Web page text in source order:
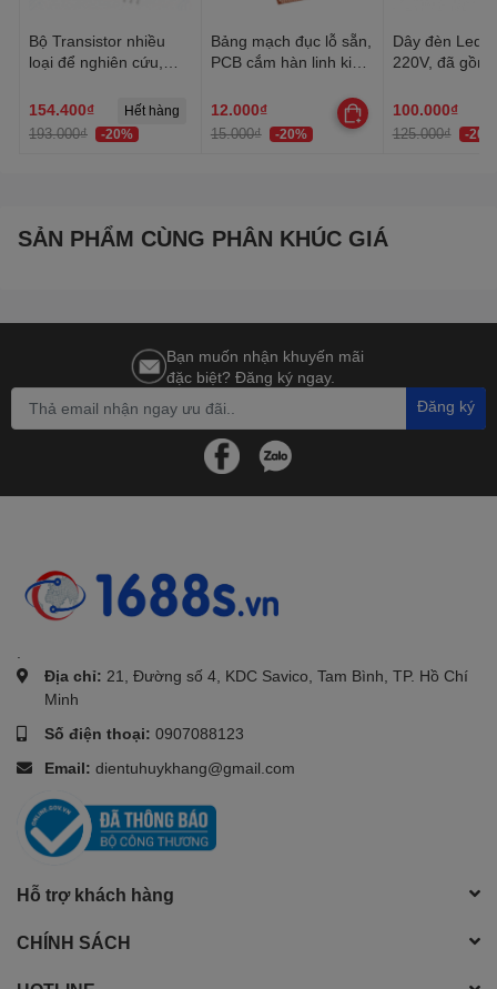
Bộ Transistor nhiều
loại để nghiên cứu,
154.400₫
193.000₫ -20%
Hết hàng
Bảng mạch đục lỗ sẵn,
PCB cắm hàn linh kiện
12.000₫
15.000₫ -20%
Dây đèn Led
220V, đã gồm
trang trí quấn
trần, lễ Tết
100.000₫
125.000₫ -20%
SẢN PHẨM CÙNG PHÂN KHÚC GIÁ
Bạn muốn nhận khuyến mãi
đặc biệt? Đăng ký ngay.
Đăng ký
Địa chỉ: 21, Đường số 4, KDC Savico, Tam Bình, TP. Hồ Chí
Minh
Số điện thoại: 0907088123
Email: dientuhuykhang@gmail.com
Hỗ trợ khách hàng
CHÍNH SÁCH